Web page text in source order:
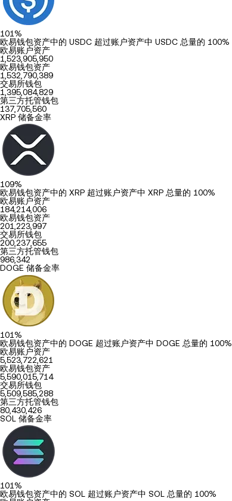
101%
欧易钱包资产中的 USDC 超过账户资产中 USDC 总量的 100%
欧易账户资产
1,523,905,950
欧易钱包资产
1,532,790,389
交易所钱包
1,395,084,829
第三方托管钱包
137,705,560
XRP 储备金率
109%
欧易钱包资产中的 XRP 超过账户资产中 XRP 总量的 100%
欧易账户资产
184,214,006
欧易钱包资产
201,223,997
交易所钱包
200,237,655
第三方托管钱包
986,342
DOGE 储备金率
101%
欧易钱包资产中的 DOGE 超过账户资产中 DOGE 总量的 100%
欧易账户资产
5,523,722,621
欧易钱包资产
5,590,015,714
交易所钱包
5,509,585,288
第三方托管钱包
80,430,426
SOL 储备金率
101%
欧易钱包资产中的 SOL 超过账户资产中 SOL 总量的 100%